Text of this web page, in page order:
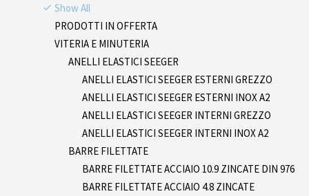
Show All
PRODOTTI IN OFFERTA
VITERIA E MINUTERIA
ANELLI ELASTICI SEEGER
ANELLI ELASTICI SEEGER ESTERNI GREZZO
ANELLI ELASTICI SEEGER ESTERNI INOX A2
ANELLI ELASTICI SEEGER INTERNI GREZZO
ANELLI ELASTICI SEEGER INTERNI INOX A2
BARRE FILETTATE
BARRE FILETTATE ACCIAIO 10.9 ZINCATE DIN 976
BARRE FILETTATE ACCIAIO 4.8 ZINCATE